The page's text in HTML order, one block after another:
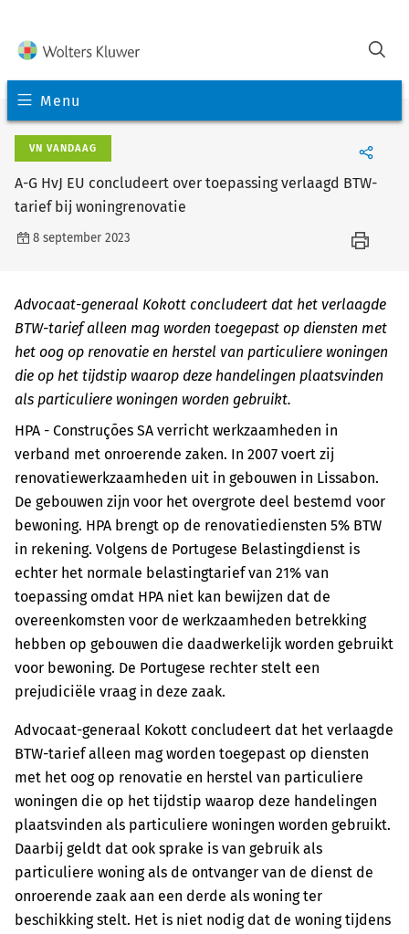
Menu
VN VANDAAG
A-G HvJ EU concludeert over toepassing verlaagd BTW-
tarief bij woningrenovatie
8 september 2023
Advocaat-generaal Kokott concludeert dat het verlaagde
BTW-tarief alleen mag worden toegepast op diensten met
het oog op renovatie en herstel van particuliere woningen
die op het tijdstip waarop deze handelingen plaatsvinden
als particuliere woningen worden gebruikt.
HPA - Construções SA verricht werkzaamheden in
verband met onroerende zaken. In 2007 voert zij
renovatiewerkzaamheden uit in gebouwen in Lissabon.
De gebouwen zijn voor het overgrote deel bestemd voor
bewoning. HPA brengt op de renovatiediensten 5% BTW
in rekening. Volgens de Portugese Belastingdienst is
echter het normale belastingtarief van 21% van
toepassing omdat HPA niet kan bewijzen dat de
overeenkomsten voor de werkzaamheden betrekking
hebben op gebouwen die daadwerkelijk worden gebruikt
voor bewoning. De Portugese rechter stelt een
prejudiciële vraag in deze zaak.
Advocaat-generaal Kokott concludeert dat het verlaagde
BTW-tarief alleen mag worden toegepast op diensten
met het oog op renovatie en herstel van particuliere
woningen die op het tijdstip waarop deze handelingen
plaatsvinden als particuliere woningen worden gebruikt.
Daarbij geldt dat ook sprake is van gebruik als
particuliere woning als de ontvanger van de dienst de
onroerende zaak aan een derde als woning ter
beschikking stelt. Het is niet nodig dat de woning tijdens